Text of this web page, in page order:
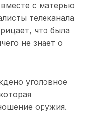
с матерью
телеканала
что была
не знает о
уголовное
оружия.